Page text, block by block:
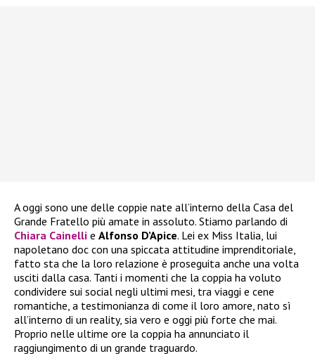
A oggi sono une delle coppie nate all’interno della Casa del
Grande Fratello più amate in assoluto. Stiamo parlando di
Chiara Cainelli e Alfonso D’Apice. Lei ex Miss Italia, lui
napoletano doc con una spiccata attitudine imprenditoriale,
fatto sta che la loro relazione è proseguita anche una volta
usciti dalla casa. Tanti i momenti che la coppia ha voluto
condividere sui social negli ultimi mesi, tra viaggi e cene
romantiche, a testimonianza di come il loro amore, nato sì
all’interno di un reality, sia vero e oggi più forte che mai.
Proprio nelle ultime ore la coppia ha annunciato il
raggiungimento di un grande traguardo.